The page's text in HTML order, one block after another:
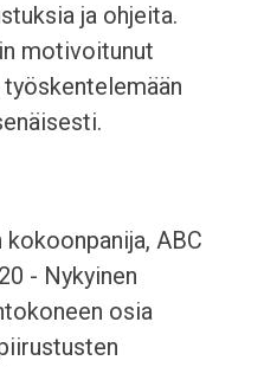
ja ohjeita.
motivoitunut
ABC
- Nykyinen
osia